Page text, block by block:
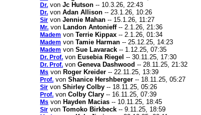
Dr. von Jc Hutson -- 10.3.26, 22:43
Dr. von Adan Allison -- 23.1.26, 10:26
Sir von Jennie Mahan -- 15.1.26, 11:27
Mr. von Landon Antonieff-- 2.1.26, 21:36
Madem von Terrie Kippax -- 2.1.26, 01:34
Madem von Tamie Harman -- 25.12.25, 14:23
Madem von Sue Lavarack -- 1.12.25, 07:35
Dr. Prof. von Eusebia Riegel -- 30.11.25, 17:30
Dr. Prof. von Geneva Dashwood -- 28.11.25, 21:32
Ms von Roger Kreider -- 22.11.25, 13:39
Prof. von Shanice Hershberger -- 18.11.25, 05:27
Sir von Shirley Colby -- 18.11.25, 05:26
Prof. von Colby Clary -- 16.11.25, 07:39
Ms von Hayden Macias -- 10.11.25, 18:45
Sir von Tomoko Birkbeck -- 9.11.25, 18:59